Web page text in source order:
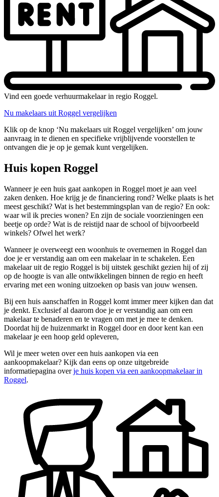
Vind een goede verhuurmakelaar in regio Roggel.
Nu makelaars uit Roggel vergelijken
Klik op de knop ‘Nu makelaars uit Roggel vergelijken’ om jouw
aanvraag in te dienen en specifieke vrijblijvende voorstellen te
ontvangen die je op je gemak kunt vergelijken.
Huis kopen Roggel
Wanneer je een huis gaat aankopen in Roggel moet je aan veel
zaken denken. Hoe krijg je de financiering rond? Welke plaats is het
meest geschikt? Wat is het bestemmingsplan van de regio? En ook:
waar wil ik precies wonen? En zijn de sociale voorzieningen een
beetje op orde? Wat is de reistijd naar de school of bijvoorbeeld
winkels? Ofwel het werk?
Wanneer je overweegt een woonhuis te overnemen in Roggel dan
doe je er verstandig aan om een makelaar in te schakelen. Een
makelaar uit de regio Roggel is bij uitstek geschikt gezien hij of zij
op de hoogte is van alle ontwikkelingen binnen de regio en heeft
ervaring met een woning uitzoeken op basis van jouw wensen.
Bij een huis aanschaffen in Roggel komt immer meer kijken dan dat
je denkt. Exclusief al daarom doe je er verstandig aan om een
makelaar te benaderen en te vragen om met je mee te denken.
Doordat hij de huizenmarkt in Roggel door en door kent kan een
makelaar je een hoop geld opleveren,
Wil je meer weten over een huis aankopen via een
aankoopmakelaar? Kijk dan eens op onze uitgebreide
informatiepagina overje huis kopen via een aankoopmakelaar in
Roggel.